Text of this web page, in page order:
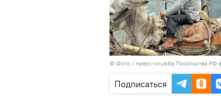
© Фото / пресс-служба Посольства РФ
Подписаться